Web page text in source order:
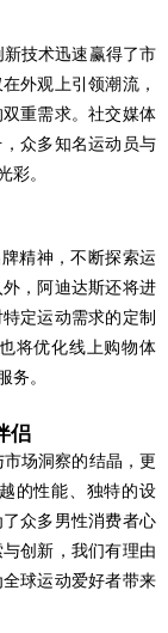
技术迅速赢得了市
外观上引领潮流，
重需求。社交媒体
众多知名运动员与
彩。
精神，不断探索运
，阿迪达斯还将进
定运动需求的定制
将优化线上购物体
务。
侣
场洞察的结晶，更
的性能、独特的设
众多男性消费者心
创新，我们有理由
球运动爱好者带来